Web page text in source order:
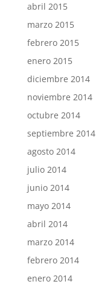
abril 2015
marzo 2015
febrero 2015
enero 2015
diciembre 2014
noviembre 2014
octubre 2014
septiembre 2014
agosto 2014
julio 2014
junio 2014
mayo 2014
abril 2014
marzo 2014
febrero 2014
enero 2014